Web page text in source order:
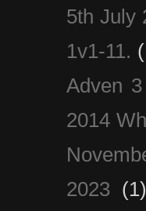
5th July
1v1-11.
Adven
2014
2023 (1)